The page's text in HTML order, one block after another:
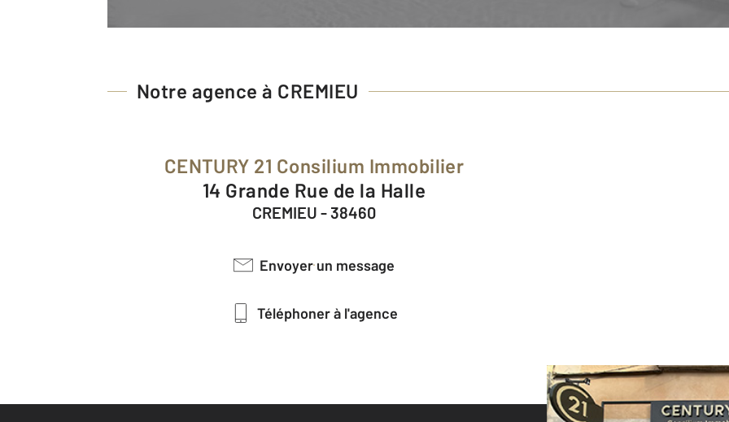
Notre agence à CREMIEU
CENTURY 21 Consilium Immobilier
14 Grande Rue de la Halle
CREMIEU - 38460
Envoyer un message
Téléphoner à l'agence